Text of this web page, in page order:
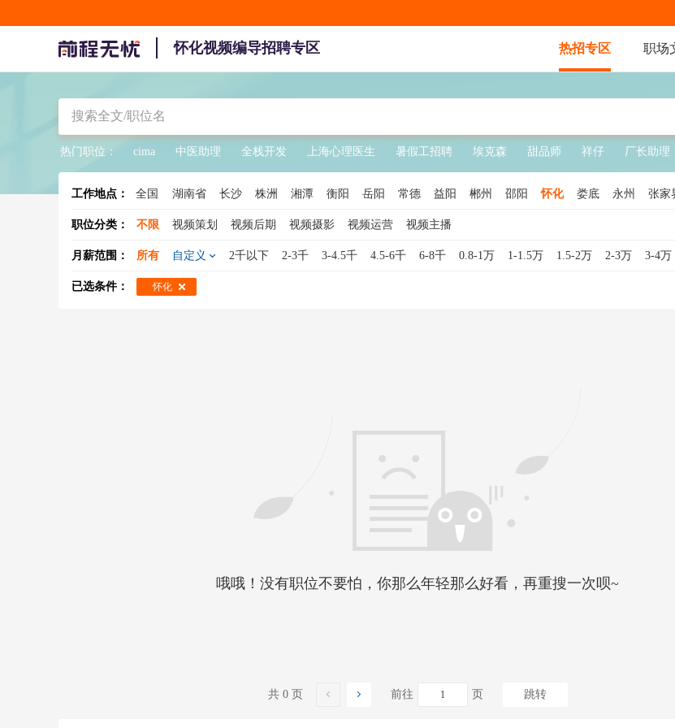
怀化视频编导招聘专区 热招专区 职场
热门职位： cima 中医助理 全栈开发 上海心理医生 暑假工招聘 埃克森 甜品师 祥仔 厂长助理
工作地点： 全国 湖南省 长沙 株洲 湘潭 衡阳 岳阳 常德 益阳 郴州 邵阳 怀化 娄底 永州 张家
职位分类： 不限 视频策划 视频后期 视频摄影 视频运营 视频主播
月薪范围： 所有 自定义 2千以下 2-3千 3-4.5千 4.5-6千 6-8千 0.8-1万 1-1.5万 1.5-2万 2-3万 3-4万
已选条件： 怀化
哦哦！没有职位不要怕，你那么年轻那么好看，再重搜一次呗~
共 0 页 前往 页 跳转